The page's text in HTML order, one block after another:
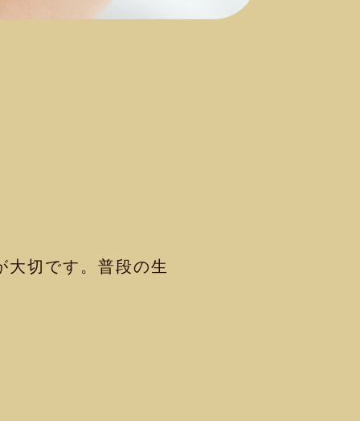
大切です。普段の生